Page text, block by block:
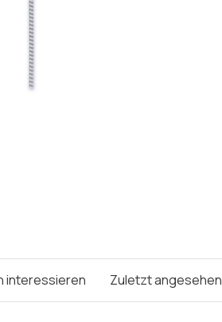
interessieren Zuletzt angesehen